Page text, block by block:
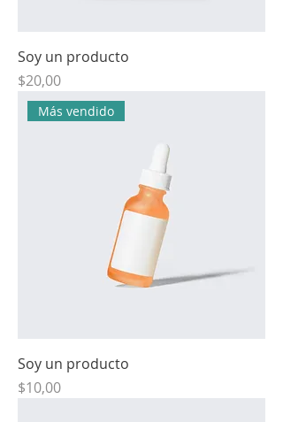
Soy un producto
Precio
$20,00
Más vendido
Soy un producto
Precio
$10,00